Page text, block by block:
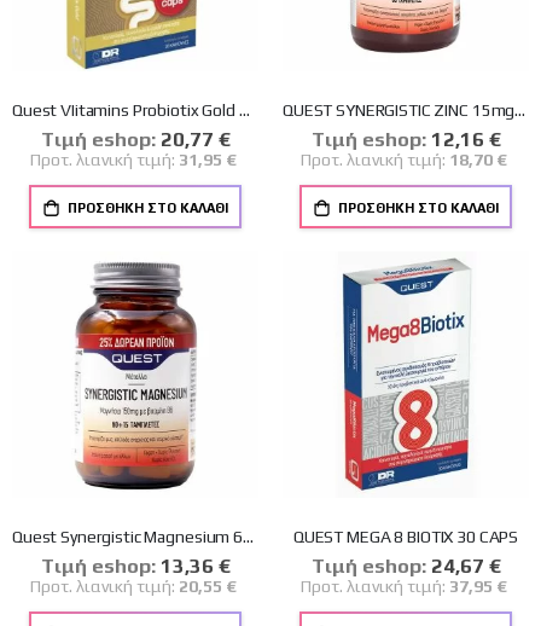
Quest VIitamins Probiotix Gold 30 κάψουλες
Tιμή eshop: Ειδική
Τιμή
20,77 €
Προτ. λιανική τιμή: 31,95 €
ΠΡΟΣΘΉΚΗ ΣΤΟ ΚΑΛΆΘΙ
QUEST SYNERGISTIC ZINC 15mg PLUS COPPER 90 ΤΑΜΠΛΕΤΕΣ
Tιμή eshop: Ειδική
Τιμή
12,16 €
Προτ. λιανική τιμή: 18,70 €
ΠΡΟΣΘΉΚΗ ΣΤΟ ΚΑΛΆΘΙ
Quest Synergistic Magnesium 60+15tabs
Tιμή eshop: Ειδική
Τιμή
13,36 €
Προτ. λιανική τιμή: 20,55 €
QUEST MEGA 8 BIOTIX 30 CAPS
Tιμή eshop: Ειδική
Τιμή
24,67 €
Προτ. λιανική τιμή: 37,95 €